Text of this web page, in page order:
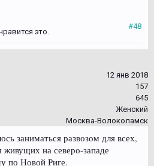
#48
это.
12 янв 2018
157
645
Женский
Москва-Волоколамск
заниматься развозом для всех,
на северо-западе
по Новой Риге.